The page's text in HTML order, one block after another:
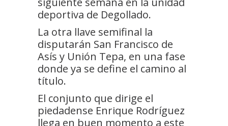
deportiva de Degollado.
La otra llave semifinal la
disputarán San Francisco de
Asís y Unión Tepa, en una fase
donde ya se define el camino al
título.
El conjunto que dirige el
piedadense Enrique Rodríguez
llega en buen momento a este